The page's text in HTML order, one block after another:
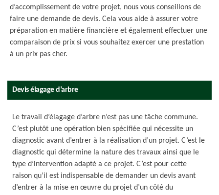
d’accomplissement de votre projet, nous vous conseillons de
faire une demande de devis. Cela vous aide à assurer votre
préparation en matière financière et également effectuer une
comparaison de prix si vous souhaitez exercer une prestation
à un prix pas cher.
Devis élagage d’arbre
Le travail d’élagage d’arbre n’est pas une tâche commune.
C’est plutôt une opération bien spécifiée qui nécessite un
diagnostic avant d’entrer à la réalisation d’un projet. C’est le
diagnostic qui détermine la nature des travaux ainsi que le
type d’intervention adapté a ce projet. C’est pour cette
raison qu’il est indispensable de demander un devis avant
d’entrer à la mise en œuvre du projet d’un côté du